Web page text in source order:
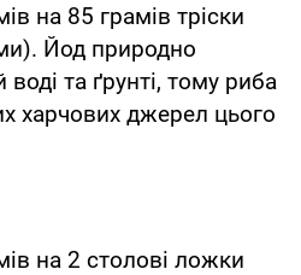
на 85 грамів тріски
Йод природно
воді та ґрунті, тому риба
харчових джерел цього
на 2 столові ложки